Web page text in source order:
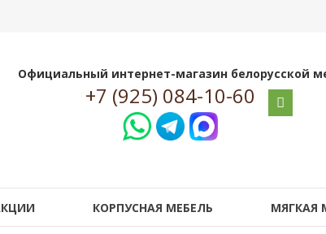
Официальный интернет-магазин белорусской
+7 (925) 084-10-60
КОРПУСНАЯ МЕБЕЛЬ МЯГКАЯ